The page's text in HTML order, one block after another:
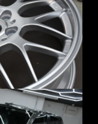
ィング・窓ガラス撥水（フ
アー ご入庫いただきまし
きました。新車の状態で…